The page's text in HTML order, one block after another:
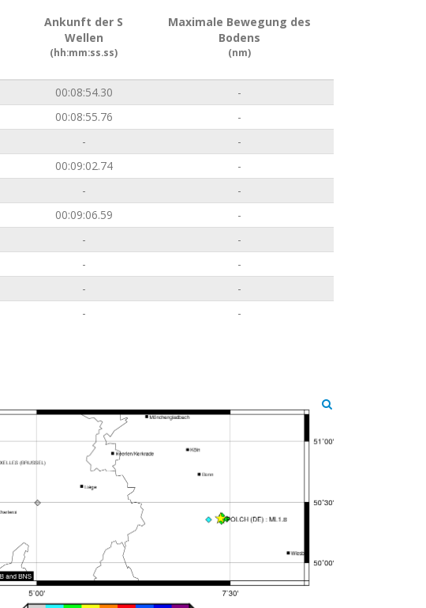
Ankunft der S
Wellen
(hh:mm:ss.ss)
Maximale Bewegung des
Bodens
(nm)
00:08:54.30
-
00:08:55.76
-
-
-
00:09:02.74
-
-
-
00:09:06.59
-
-
-
-
-
-
-
- -